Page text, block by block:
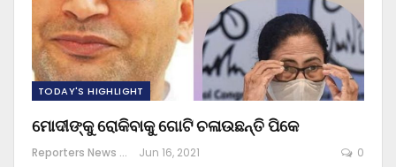
TODAY'S HIGHLIGHT
ମୋଦୀଙ୍କୁ ରୋକିବାକୁ ଗୋଟି ଚଳାଉଛନ୍ତି ପିକେ
Reporters News Agency Jun 16, 2021 0